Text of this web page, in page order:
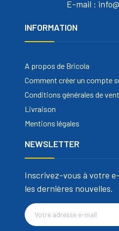
E-mail :
INFORMATION
A propos de Bricola
Comment créer un compte
Conditions générales de
Livraison
Mentions légales
NEWSLETTER
Inscrivez-vous à votre
les dernières nouvelles.